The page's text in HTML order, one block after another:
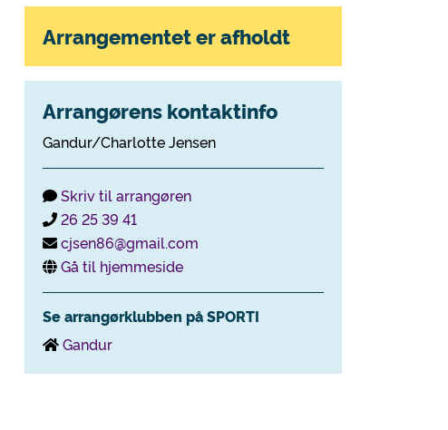
Arrangementet er afholdt
Arrangørens kontaktinfo
Gandur/Charlotte Jensen
Skriv til arrangøren
26 25 39 41
cjsen86@gmail.com
Gå til hjemmeside
Se arrangørklubben på SPORTI
Gandur